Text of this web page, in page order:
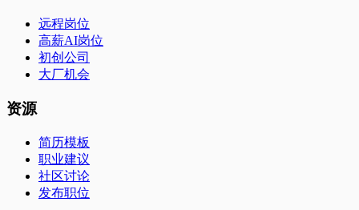
远程岗位
高薪AI岗位
初创公司
大厂机会
资源
简历模板
职业建议
社区讨论
发布职位